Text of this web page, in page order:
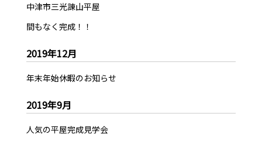
中津市三光諌山平屋
間もなく完成！！
2019年12月
年末年始休暇のお知らせ
2019年9月
人気の平屋完成見学会